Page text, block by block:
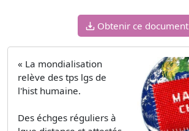
Obtenir ce document
« La mondialisation
relève des tps lgs de
l'hist humaine.
Des échges réguliers à